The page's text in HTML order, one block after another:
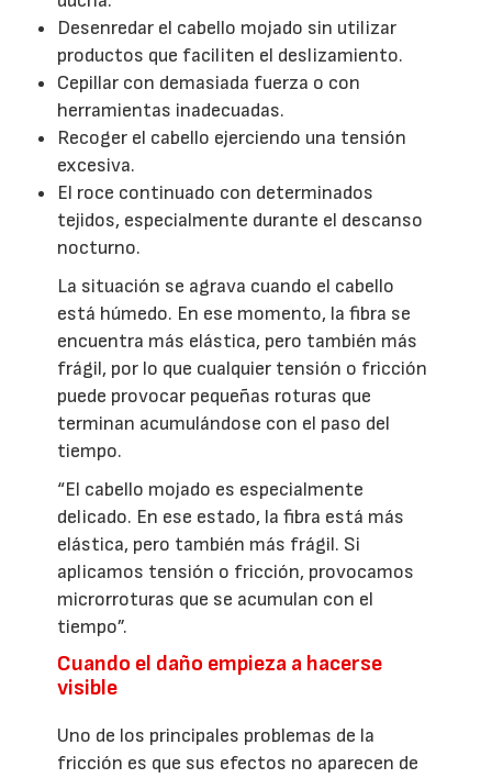
Desenredar el cabello mojado sin utilizar
productos que faciliten el deslizamiento.
Cepillar con demasiada fuerza o con
herramientas inadecuadas.
Recoger el cabello ejerciendo una tensión
excesiva.
El roce continuado con determinados
tejidos, especialmente durante el descanso
nocturno.
La situación se agrava cuando el cabello
está húmedo. En ese momento, la fibra se
encuentra más elástica, pero también más
frágil, por lo que cualquier tensión o fricción
puede provocar pequeñas roturas que
terminan acumulándose con el paso del
tiempo.
“El cabello mojado es especialmente
delicado. En ese estado, la fibra está más
elástica, pero también más frágil. Si
aplicamos tensión o fricción, provocamos
microrroturas que se acumulan con el
tiempo”.
Cuando el daño empieza a hacerse
visible
Uno de los principales problemas de la
fricción es que sus efectos no aparecen de